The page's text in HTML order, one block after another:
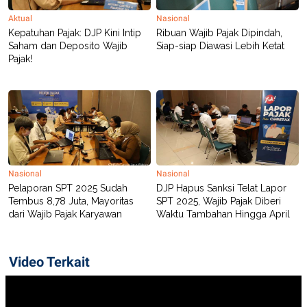
Aktual
Kepatuhan Pajak: DJP Kini Intip
Saham dan Deposito Wajib
Pajak!
Nasional
Ribuan Wajib Pajak Dipindah,
Siap-siap Diawasi Lebih Ketat
Nasional
Pelaporan SPT 2025 Sudah
Tembus 8,78 Juta, Mayoritas
dari Wajib Pajak Karyawan
Nasional
DJP Hapus Sanksi Telat Lapor
SPT 2025, Wajib Pajak Diberi
Waktu Tambahan Hingga April
Video Terkait